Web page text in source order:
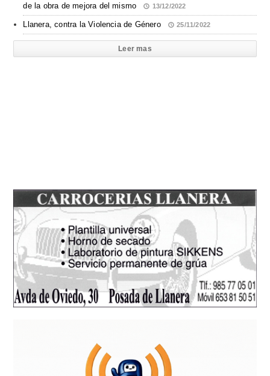
de la obra de mejora del mismo
13/12/2022
Llanera, contra la Violencia de Género 25/11/2022
Leer mas